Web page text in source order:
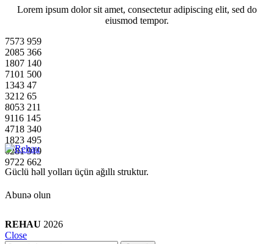
Lorem ipsum dolor sit amet, consectetur adipiscing elit, sed do
eiusmod tempor.
7573 959
2085 366
1807 140
7101 500
1343 47
3212 65
8053 211
9116 145
4718 340
1823 495
6281 919
9722 662
Güclü həll yolları üçün ağıllı struktur.
Abunə olun
REHAU 2026
Close